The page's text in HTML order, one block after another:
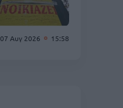
07 Αυγ 2026 15:58